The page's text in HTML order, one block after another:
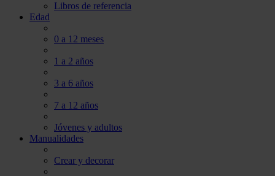
Libros de referencia
Edad
0 a 12 meses
1 a 2 años
3 a 6 años
7 a 12 años
Jóvenes y adultos
Manualidades
Crear y decorar